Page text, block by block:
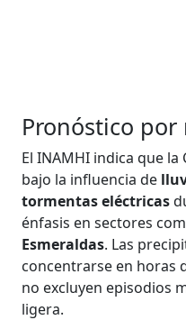
Pronóstico por
El INAMHI indica que
bajo la influencia de
tormentas eléctricas
énfasis en sectores
Esmeraldas. Las
concentrarse en horas
no excluyen episodios
ligera.